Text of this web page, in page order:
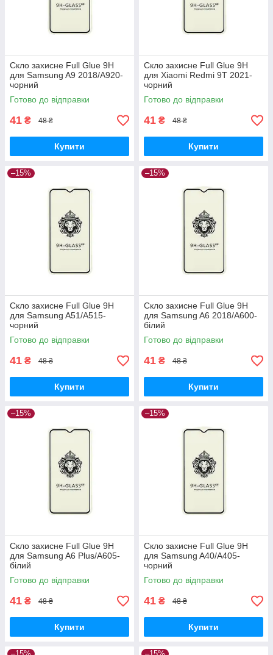
Скло захисне Full Glue 9H
для Samsung A9 2018/A920-
чорний
Готово до відправки
41 ₴ 48 ₴
Купити
Скло захисне Full Glue 9H
для Xiaomi Redmi 9T 2021-
чорний
Готово до відправки
41 ₴ 48 ₴
Купити
–15%
Скло захисне Full Glue 9H
для Samsung A51/A515-
чорний
Готово до відправки
41 ₴ 48 ₴
Купити
–15%
Скло захисне Full Glue 9H
для Samsung A6 2018/A600-
білий
Готово до відправки
41 ₴ 48 ₴
Купити
–15%
Скло захисне Full Glue 9H
для Samsung A6 Plus/A605-
білий
Готово до відправки
41 ₴ 48 ₴
Купити
–15%
Скло захисне Full Glue 9H
для Samsung A40/A405-
чорний
Готово до відправки
41 ₴ 48 ₴
Купити